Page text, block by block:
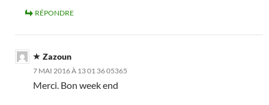
RÉPONDRE
Zazoun
7 MAI 2016 À 13 01 36 05365
Merci. Bon week end